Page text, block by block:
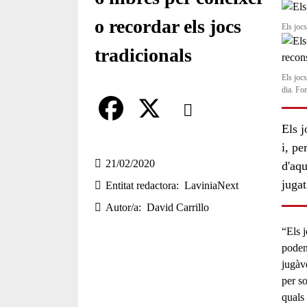
o recordar els jocs
tradicionals
Comparteix
a
c
e
Compartir en altres xarxes
21/02/2020
Entitat redactora
LaviniaNext
Autor/a
David Carrillo
Els
Els
dia.
Els
i,
“Els
per
quals